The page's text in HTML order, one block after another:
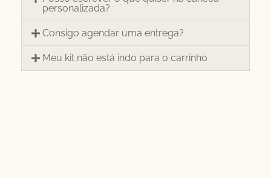
personalizada?
Consigo agendar uma entrega?
Meu kit não está indo para o carrinho